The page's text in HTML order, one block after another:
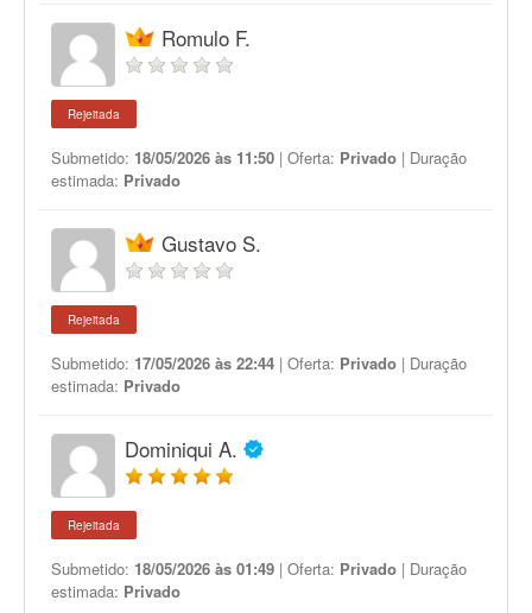
Romulo F.
Rejeitada
Submetido: 18/05/2026 às 11:50 | Oferta: Privado | Duração
estimada: Privado
Gustavo S.
Rejeitada
Submetido: 17/05/2026 às 22:44 | Oferta: Privado | Duração
estimada: Privado
Dominiqui A.
Rejeitada
Submetido: 18/05/2026 às 01:49 | Oferta: Privado | Duração
estimada: Privado